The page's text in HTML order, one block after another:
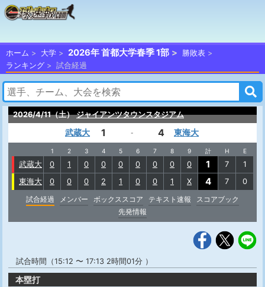
ホーム 大学 2026年 首都大学春季 1部
勝敗表
ランキング
試合経過
2026/4/11（土） ジャイアンツタウンスタジアム
武蔵大 1 - 4 東海大
1 2 3 4 5 6 7 8 9 計 H E
武蔵大 0 1 0 0 0 0 0 0 0 1 7
1
東海大
0 0 0 2 1 0 0 1 X 4 7
0
試合経過
メンバー ボックススコア テキスト速報
スコアブック
先発情報
試合時間（15:12 〜 17:13 2時間01分 ）
本塁打